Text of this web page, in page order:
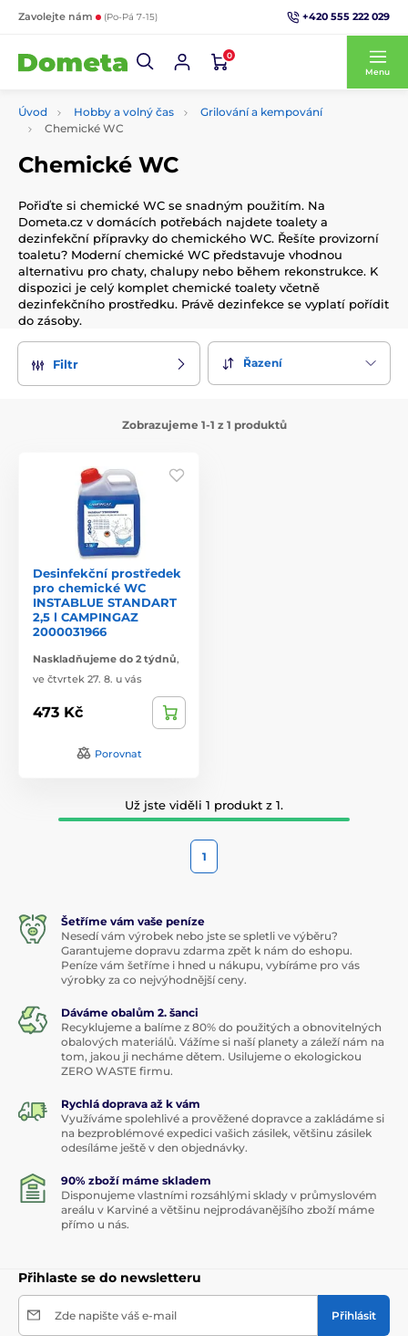
Zavolejte nám (Po-Pá 7-15) +420 555 222 029
0
Menu
Úvod Hobby a volný čas
Grilování a kempování
Chemické WC
Chemické WC
Pořiďte si chemické WC se snadným použitím. Na
Dometa.cz v domácích potřebách najdete toalety a
dezinfekční přípravky do chemického WC. Řešíte provizorní
toaletu? Moderní chemické WC představuje vhodnou
alternativu pro chaty, chalupy nebo během rekonstrukce. K
dispozici je celý komplet chemické toalety včetně
dezinfekčního prostředku. Právě dezinfekce se vyplatí pořídit
do zásoby.
Filtr Řazení
Zobrazujeme 1-1 z 1 produktů
Desinfekční prostředek
pro chemické WC
INSTABLUE STANDART
2,5 l CAMPINGAZ
2000031966
Naskladňujeme do 2 týdnů,
ve čtvrtek 27. 8. u vás
473 Kč
Porovnat
Už jste viděli 1 produkt z 1.
1
Šetříme vám vaše peníze
Nesedí vám výrobek nebo jste se spletli ve výběru?
Garantujeme dopravu zdarma zpět k nám do eshopu.
Peníze vám šetříme i hned u nákupu, vybíráme pro vás
výrobky za co nejvýhodnější ceny.
Dáváme obalům 2. šanci
Recyklujeme a balíme z 80% do použitých a obnovitelných
obalových materiálů. Vážíme si naší planety a záleží nám na
tom, jakou ji necháme dětem. Usilujeme o ekologickou
ZERO WASTE firmu.
Rychlá doprava až k vám
Využíváme spolehlivé a prověžené dopravce a zakládáme si
na bezproblémové expedici vašich zásilek, většinu zásilek
odesíláme ještě v den objednávky.
90% zboží máme skladem
Disponujeme vlastními rozsáhlými sklady v průmyslovém
areálu v Karviné a většinu nejprodávanějšího zboží máme
přímo u nás.
Přihlaste se do newsletteru
Zde napište váš e-mail Přihlásit